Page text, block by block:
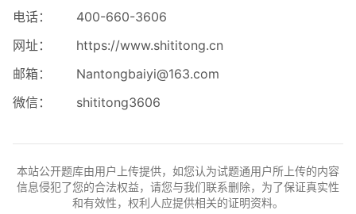
电话：
400-660-3606
网址：
https://www.shititong.cn
邮箱：
Nantongbaiyi@163.com
微信：
shititong3606
本站公开题库由用户上传提供，如您认为试题通用户所上传的内容
信息侵犯了您的合法权益，请您与我们联系删除，为了保证真实性
和有效性，权利人应提供相关的证明资料。